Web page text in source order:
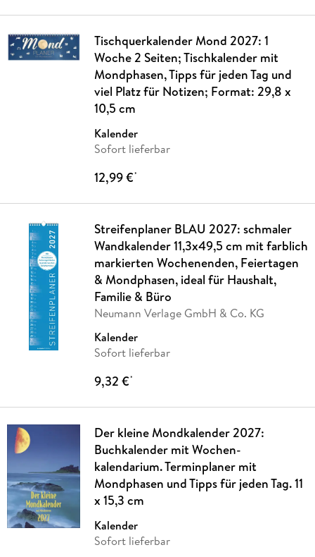
Tischquerkalender Mond 2027: 1
Woche 2 Seiten; Tischkalender mit
Mondphasen, Tipps für jeden Tag und
viel Platz für Notizen; Format: 29,8 x
10,5 cm
Kalender
Sofort lieferbar
12,99 €*
Streifenplaner BLAU 2027: schmaler
Wandkalender 11,3x49,5 cm mit farblich
markierten Wochenenden, Feiertagen
& Mondphasen, ideal für Haushalt,
Familie & Büro
Neumann Verlage GmbH & Co. KG
Kalender
Sofort lieferbar
9,32 €*
Der kleine Mondkalender 2027:
Buchkalender mit Wochen-
kalendarium. Terminplaner mit
Mondphasen und Tipps für jeden Tag. 11
x 15,3 cm
Kalender
Sofort lieferbar